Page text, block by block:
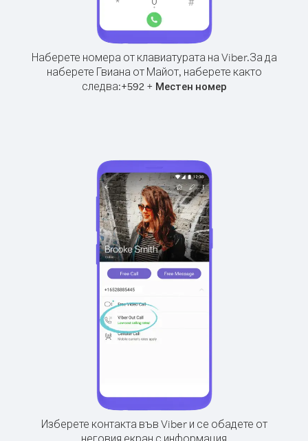
Наберете номера от клавиатурата на Viber.За да
наберете Гвиана от Майот, наберете както
следва:+592+ Местен номер
Изберете контакта във Viber и се обадете от
неговия екран с информация